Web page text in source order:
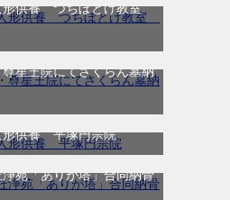
形供養 つちぼとけ教室
星王院にてさくらん墓納
供養 平塚円宗院
苑「ありが塔」合同納骨